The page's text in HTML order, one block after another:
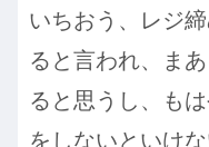
いちおう、レジ
ると言われ、ま
ると思うし、も
をしないといけ